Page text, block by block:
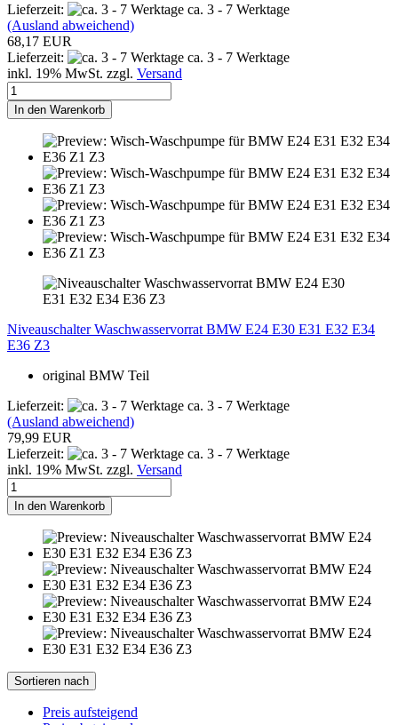
Lieferzeit:
ca. 3 - 7 Werktage
(Ausland abweichend)
68,17 EUR
Lieferzeit:
ca. 3 - 7 Werktage
inkl. 19% MwSt. zzgl. Versand
In den Warenkorb
Niveauschalter Waschwasservorrat BMW E24 E30 E31 E32 E34
E36 Z3
original BMW Teil
Lieferzeit:
ca. 3 - 7 Werktage
(Ausland abweichend)
79,99 EUR
Lieferzeit:
ca. 3 - 7 Werktage
inkl. 19% MwSt. zzgl. Versand
In den Warenkorb
Sortieren nach
Preis aufsteigend